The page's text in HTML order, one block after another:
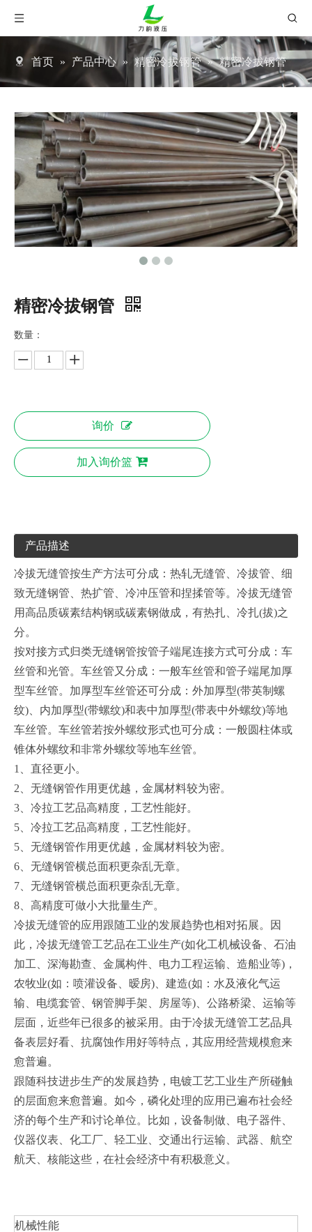
首页 » 产品中心 » 精密冷拔钢管 » 精密冷拔钢管
精密冷拔钢管
数量：
询价
加入询价篮
产品描述
冷拔无缝管按生产方法可分成：热轧无缝管、冷拔管、细
致无缝钢管、热扩管、冷冲压管和捏揉管等。冷拔无缝管
用高品质碳素结构钢或碳素钢做成，有热扎、冷扎(拔)之
分。
按对接方式归类无缝钢管按管子端尾连接方式可分成：车
丝管和光管。车丝管又分成：一般车丝管和管子端尾加厚
型车丝管。加厚型车丝管还可分成：外加厚型(带英制螺
纹)、内加厚型(带螺纹)和表中加厚型(带表中外螺纹)等地
车丝管。车丝管若按外螺纹形式也可分成：一般圆柱体或
锥体外螺纹和非常外螺纹等地车丝管。
1、直径更小。
2、无缝钢管作用更优越，金属材料较为密。
3、冷拉工艺品高精度，工艺性能好。
5、冷拉工艺品高精度，工艺性能好。
5、无缝钢管作用更优越，金属材料较为密。
6、无缝钢管横总面积更杂乱无章。
7、无缝钢管横总面积更杂乱无章。
8、高精度可做小大批量生产。
冷拔无缝管的应用跟随工业的发展趋势也相对拓展。因
此，冷拔无缝管工艺品在工业生产(如化工机械设备、石油
加工、深海勘查、金属构件、电力工程运输、造船业等)，
农牧业(如：喷灌设备、暧房)、建造(如：水及液化气运
输、电缆套管、钢管脚手架、房屋等)、公路桥梁、运输等
层面，近些年已很多的被采用。由于冷拔无缝管工艺品具
备表层好看、抗腐蚀作用好等特点，其应用经营规模愈来
愈普遍。
跟随科技进步生产的发展趋势，电镀工艺工业生产所碰触
的层面愈来愈普遍。如今，磷化处理的应用已遍布社会经
济的每个生产和讨论单位。比如，设备制做、电子器件、
仪器仪表、化工厂、轻工业、交通出行运输、武器、航空
航天、核能这些，在社会经济中有积极意义。
机械性能